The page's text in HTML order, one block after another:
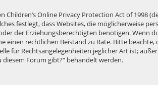
Children’s Online Privacy Protection Act of
festlegt, dass Websites, die möglicherweise
der Erziehungsberechtigten benötigen. Wenn
einen rechtlichen Beistand zu Rate. Bitte
für Rechtsangelegenheiten jeglicher Art ist;
diesem Forum gibt?“ behandelt werden.